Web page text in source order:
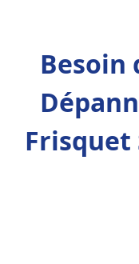
Besoin
Frisquet